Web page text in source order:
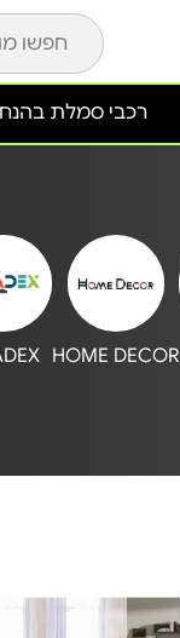
רכבי סמלת
HOME DECOR